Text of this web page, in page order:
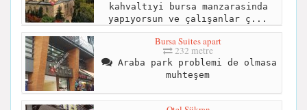
kahvaltıyi bursa manzarasinda
yapıyorsun ve çalışanlar ç...
Bursa Suites apart
232 metre
Araba park problemi de olmasa
muhteşem